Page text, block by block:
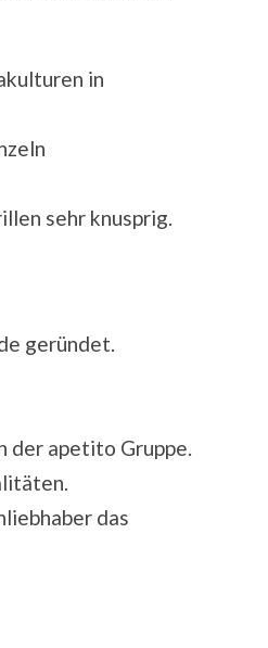
in
sehr knusprig.
geründet.
der apetito Gruppe.
das